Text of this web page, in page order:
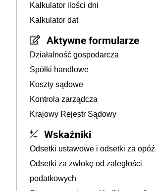
Kalkulator ilości dni
Kalkulator dat
Aktywne formularze
Działalność gospodarcza
Spółki handlowe
Koszty sądowe
Kontrola zarządcza
Krajowy Rejestr Sądowy
Wskaźniki
Odsetki ustawowe i odsetki za
Odsetki za zwłokę od zaległości
podatkowych